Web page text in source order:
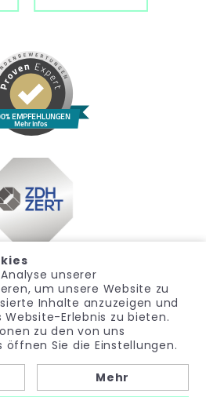
EMPFEHLUNGEN
Mehr Infos
Widerrufsrecht
unserer
um unsere Website zu
Inhalte anzuzeigen und
Erlebnis zu bieten.
zu den von uns
öffnen Sie die Einstellungen.
Mehr